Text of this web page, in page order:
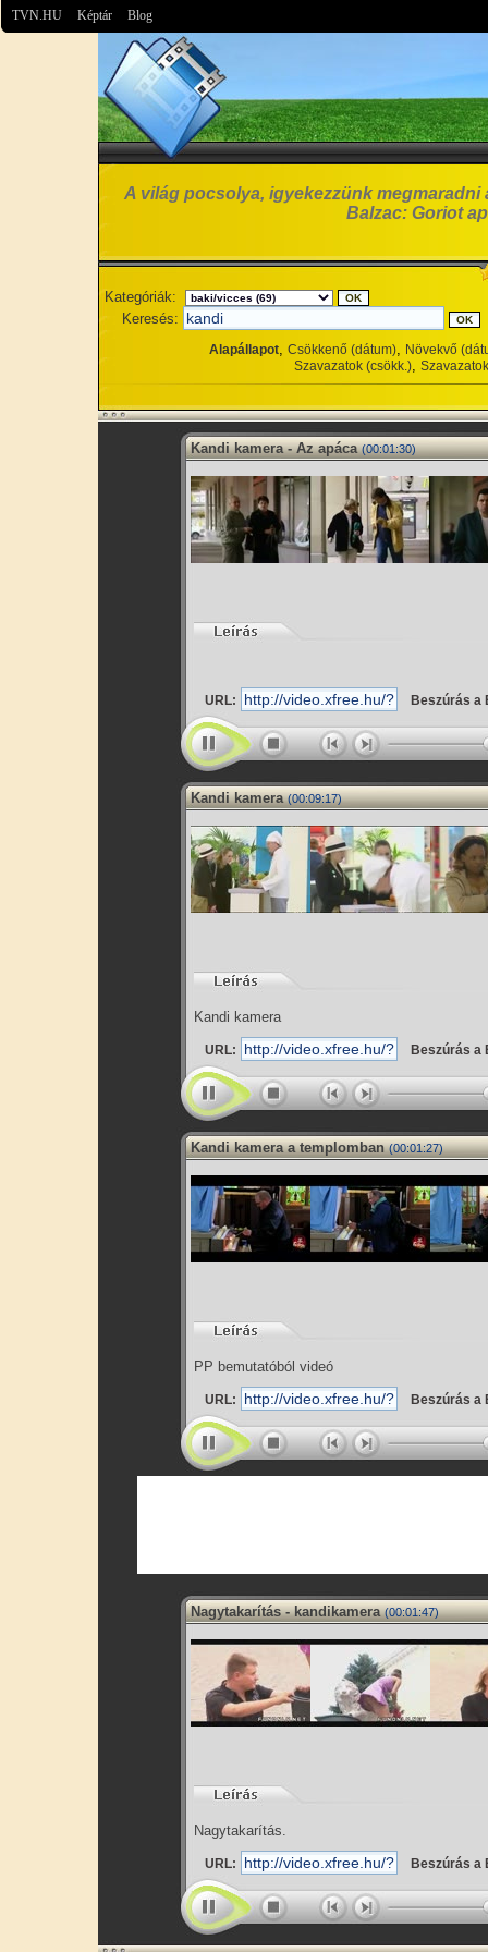
TVN.HU Képtár Blog
A világ pocsolya, igyekezzünk
Balzac: Goriot
Kategóriák:
Keresés:
Alapállapot, Csökkenő (dátum), Növekvő
Szavazatok (csökk.),
Kandi kamera - Az apáca (00:01:30)
URL: Beszúrás a
Kandi kamera (00:09:17)
Kandi kamera
URL: Beszúrás a
Kandi kamera a templomban (00:01:27)
PP bemutatóból videó
URL: Beszúrás a
Nagytakarítás - kandikamera (00:01:47)
Nagytakarítás.
URL: Beszúrás a